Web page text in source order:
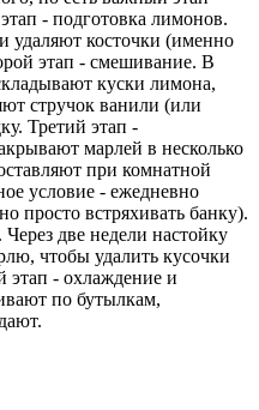
- подготовка лимонов.
удаляют косточки (именно
этап - смешивание. В
куски лимона,
стручок ванили (или
Третий этап -
марлей в несколько
при комнатной
условие - ежедневно
просто встряхивать банку).
две недели настойку
чтобы удалить кусочки
этап - охлаждение и
по бутылкам,